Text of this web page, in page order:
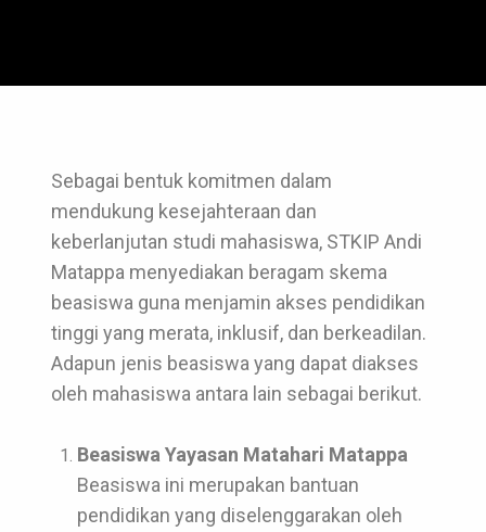
Sebagai bentuk komitmen dalam
mendukung kesejahteraan dan
keberlanjutan studi mahasiswa, STKIP Andi
Matappa menyediakan beragam skema
beasiswa guna menjamin akses pendidikan
tinggi yang merata, inklusif, dan berkeadilan.
Adapun jenis beasiswa yang dapat diakses
oleh mahasiswa antara lain sebagai berikut.
Beasiswa Yayasan Matahari Matappa
Beasiswa ini merupakan bantuan
pendidikan yang diselenggarakan oleh